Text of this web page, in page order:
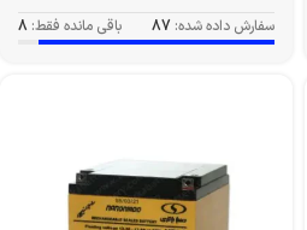
سفارش داده شده: 87 باقی مانده فقط: 8